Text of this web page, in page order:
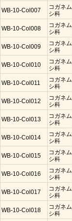
WB-10-Col007
コガネム
シ科
WB-10-Col008
コガネム
シ科
WB-10-Col009
コガネム
シ科
WB-10-Col010
コガネム
シ科
WB-10-Col011
コガネム
シ科
WB-10-Col012
コガネム
シ科
WB-10-Col013
コガネム
シ科
WB-10-Col014
コガネム
シ科
WB-10-Col015
コガネム
シ科
WB-10-Col016
コガネム
シ科
WB-10-Col017
コガネム
シ科
WB-10-Col018
コガネム
シ科